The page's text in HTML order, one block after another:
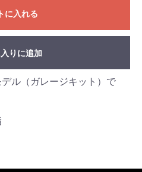
に入れる
りに追加
ル（ガレージキット）で